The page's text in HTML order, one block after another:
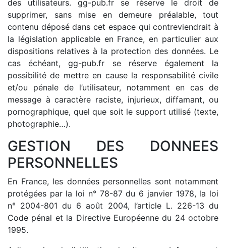
des utilisateurs. gg-pub.fr se réserve le droit de
supprimer, sans mise en demeure préalable, tout
contenu déposé dans cet espace qui contreviendrait à
la législation applicable en France, en particulier aux
dispositions relatives à la protection des données. Le
cas échéant, gg-pub.fr se réserve également la
possibilité de mettre en cause la responsabilité civile
et/ou pénale de l’utilisateur, notamment en cas de
message à caractère raciste, injurieux, diffamant, ou
pornographique, quel que soit le support utilisé (texte,
photographie…).
GESTION DES DONNEES
PERSONNELLES
En France, les données personnelles sont notamment
protégées par la loi n° 78-87 du 6 janvier 1978, la loi
n° 2004-801 du 6 août 2004, l’article L. 226-13 du
Code pénal et la Directive Européenne du 24 octobre
1995.